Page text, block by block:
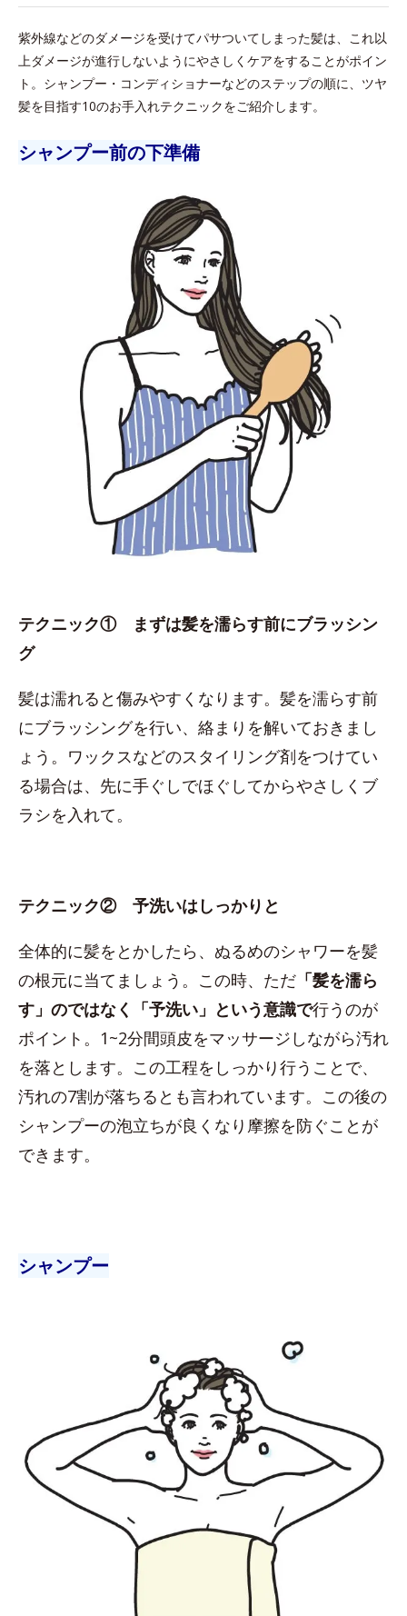
紫外線などのダメージを受けてパサついてしまった髪は、これ以
上ダメージが進行しないようにやさしくケアをすることがポイン
ト。シャンプー・コンディショナーなどのステップの順に、ツヤ
髪を目指す10のお手入れテクニックをご紹介します。
シャンプー前の下準備
テクニック① まずは髪を濡らす前にブラッシン
グ
髪は濡れると傷みやすくなります。髪を濡らす前
にブラッシングを行い、絡まりを解いておきまし
ょう。ワックスなどのスタイリング剤をつけてい
る場合は、先に手ぐしでほぐしてからやさしくブ
ラシを入れて。
テクニック② 予洗いはしっかりと
全体的に髪をとかしたら、ぬるめのシャワーを髪
の根元に当てましょう。この時、ただ 「髪を濡ら
す」のではなく「予洗い」という意識で行うのが
ポイント。1~2分間頭皮をマッサージしながら汚れ
を落とします。この工程をしっかり行うことで、
汚れの7割が落ちるとも言われています。この後の
シャンプーの泡立ちが良くなり摩擦を防ぐことが
できます。
シャンプー